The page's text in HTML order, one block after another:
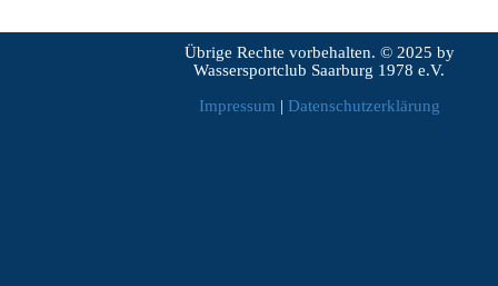
Übrige Rechte vorbehalten. © 2025 by
Wassersportclub Saarburg 1978 e.V.
Impressum | Datenschutzerklärung